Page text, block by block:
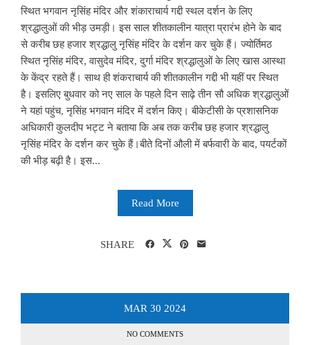
स्थित भगवान नृसिंह मंदिर और शंकाराचार्य गद्दी स्थल दर्शन के लिए
श्रद्धालुओं की भीड़ उमड़ी। इस साल शीतकालीन यात्रा प्रारंभ होने के बाद
से करीब छह हजार श्रद्धालु नृसिंह मंदिर के दर्शन कर चुके हैं। ज्योर्तिमठ
स्थित नृसिंह मंदिर, वासुदेव मंदिर, दुर्गा मंदिर श्रद्धालुओं के लिए खास आस्था
के केंद्र रहते हैं। साथ ही शंकराचार्य की शीतकालीन गद्दी भी यहीं पर स्थित
है। इसलिए बुधवार को नए साल के पहले दिन साढ़े तीन सौ अधिक श्रद्धालुओं
ने यहां पहुंच, नृसिंह भगवान मंदिर में दर्शन किए। बीकेटीसी के प्रशासनिक
अधिकारी कुलदीप भट्ट ने बताया कि अब तक करीब छह हजार श्रद्धालु
नृसिंह मंदिर के दर्शन कर चुके हैं।बीते दिनों औली में बर्फवारी के बाद, पयर्टकों
की भीड़ बढ़ी है। इस...
Read More
SHARE
MAR 30 2024
NO COMMENTS